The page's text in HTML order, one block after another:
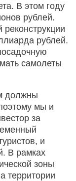
В этом году
рублей.
рублей.
самолеты
должны
мы и
за
и
В рамках
зоны
территории